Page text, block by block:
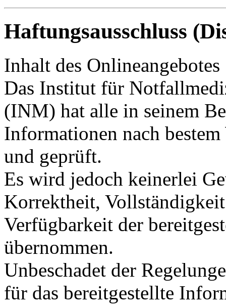
Haftungsausschluss
Inhalt des Onlineangebotes
Das Institut für
(INM) hat alle in seinem
Informationen nach
und geprüft.
Es wird jedoch keinerlei
Korrektheit,
Verfügbarkeit der
übernommen.
Unbeschadet der
für das bereitgestellte